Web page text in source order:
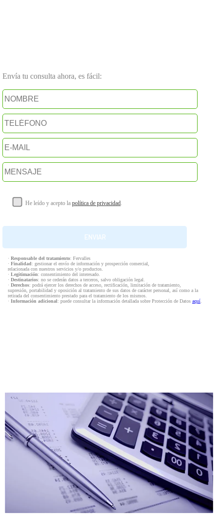
Envía tu consulta ahora, es fácil:
He leído y acepto la política de privacidad.
· Responsable del tratamiento: Fervalles
· Finalidad: gestionar el envío de información y prospección comercial,
relacionada con nuestros servicios y/o productos.
· Legitimación: consentimiento del interesado.
· Destinatarios: no se cederán datos a terceros, salvo obligación legal.
· Derechos: podrá ejercer los derechos de acceso, rectificación, limitación de tratamiento,
supresión, portabilidad y oposición al tratamiento de sus datos de carácter personal, así como a la
retirada del consentimiento prestado para el tratamiento de los mismos.
· Información adicional: puede consultar la información detallada sobre Protección de Datos aquí.